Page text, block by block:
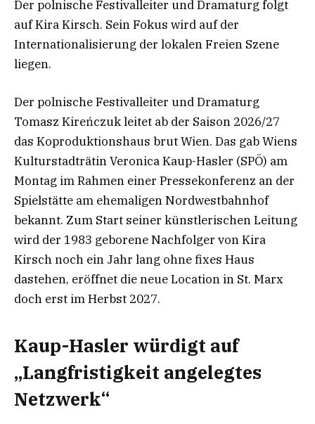
Der polnische Festivalleiter und Dramaturg folgt
auf Kira Kirsch. Sein Fokus wird auf der
Internationalisierung der lokalen Freien Szene
liegen.
Der polnische Festivalleiter und Dramaturg
Tomasz Kireńczuk leitet ab der Saison 2026/27
das Koproduktionshaus brut Wien. Das gab Wiens
Kulturstadträtin Veronica Kaup-Hasler (SPÖ) am
Montag im Rahmen einer Pressekonferenz an der
Spielstätte am ehemaligen Nordwestbahnhof
bekannt. Zum Start seiner künstlerischen Leitung
wird der 1983 geborene Nachfolger von Kira
Kirsch noch ein Jahr lang ohne fixes Haus
dastehen, eröffnet die neue Location in St. Marx
doch erst im Herbst 2027.
Kaup-Hasler würdigt auf
„Langfristigkeit angelegtes
Netzwerk“